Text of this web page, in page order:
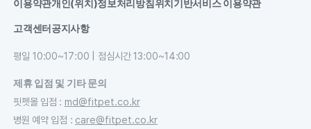
이용약관개인(위치)정보처리방침위치기반서비스 이용약관
고객센터공지사항
평일 10:00~17:00 | 점심시간 13:00~14:00
제휴 입점 및 기타 문의
핏펫몰 입점 : md@fitpet.co.kr
병원 예약 입점 : care@fitpet.co.kr